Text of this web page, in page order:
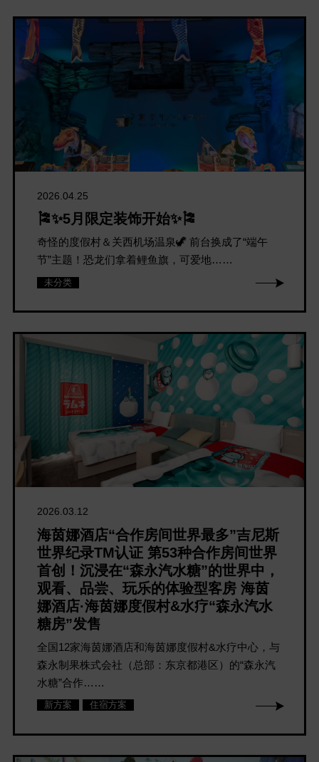
2026.04.25
🎏✨5月限定装饰开始✨🎏
奇怪的度假村＆关西机场温泉🦖 前台换成了“端午
节”主题！恐龙们拿着鲤鱼旗，可爱地……
未分类
2026.03.12
海茵娜酒店“合作房间世界最多”吉尼斯
世界纪录TM认证 第53种合作房间世界
首创！沉浸在“森永汽水糖”的世界中，
观看、品尝、玩乐的体验型客房 海茵
娜酒店·海茵娜度假村&水疗“森永汽水
糖房”发售
全国12家海茵娜酒店和海茵娜度假村&水疗中心，与
森永制果株式会社（总部：东京都港区）的“森永汽
水糖”合作……
新方案 住宿方案